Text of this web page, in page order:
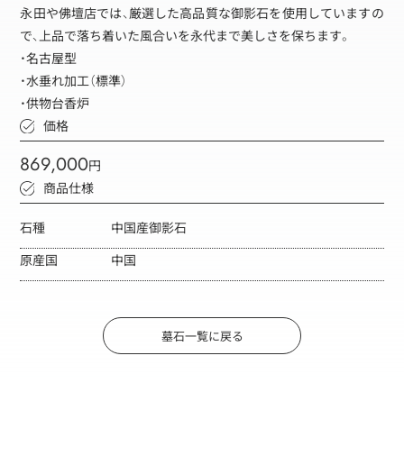
永田や佛壇店では、厳選した高品質な御影石を使用していますの
で、上品で落ち着いた風合いを永代まで美しさを保ちます。
・名古屋型
・水垂れ加工（標準）
・供物台香炉
価格
869,000円
商品仕様
石種
中国産御影石
原産国
中国
墓石一覧に戻る